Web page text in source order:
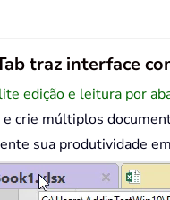
traz interface
edição e leitura por
crie múltiplos
sua produtividade